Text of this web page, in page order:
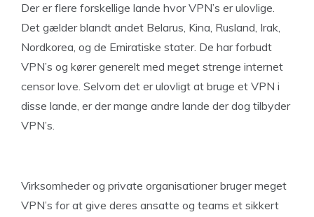
Der er flere forskellige lande hvor VPN’s er ulovlige.
Det gælder blandt andet Belarus, Kina, Rusland, Irak,
Nordkorea, og de Emiratiske stater. De har forbudt
VPN’s og kører generelt med meget strenge internet
censor love. Selvom det er ulovligt at bruge et VPN i
disse lande, er der mange andre lande der dog tilbyder
VPN’s.
Virksomheder og private organisationer bruger meget
VPN’s for at give deres ansatte og teams et sikkert